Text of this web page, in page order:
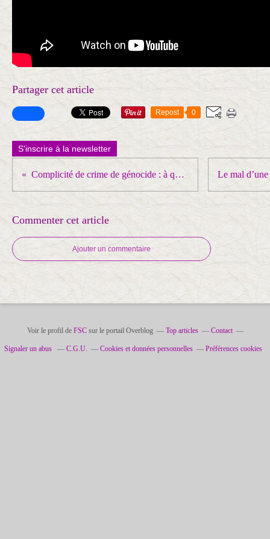
Partager cet article
Repost 0
S'inscrire à la newsletter
Complicité de crime de génocide : à qui le tour ?
Commenter cet article
Ajouter un commentaire
Voir le profil de FSCsur le portail Overblog Top articles Contact
Signaler un abus C.G.U. Cookies et données personnelles Préférences cookies